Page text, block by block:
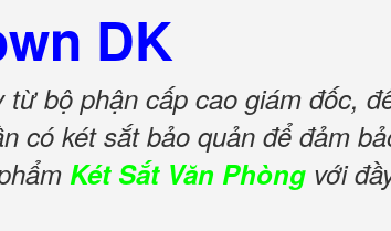
DK
từ bộ phận cấp cao giám đốc,
có két sắt bảo quản để đảm
Két Sắt Văn Phòng với